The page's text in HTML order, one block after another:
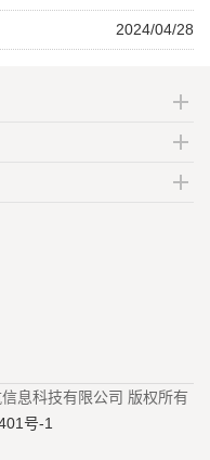
2024/04/28
息科技有限公司 版权所有
号-1